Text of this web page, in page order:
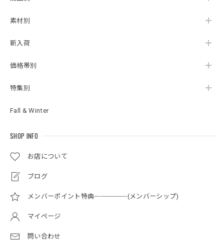
素材別
新入荷
価格帯別
特集別
Fall & Winter
SHOP INFO
お店について
ブログ
メンバーポイント特典─────(メンバーシップ)
マイページ
問い合わせ